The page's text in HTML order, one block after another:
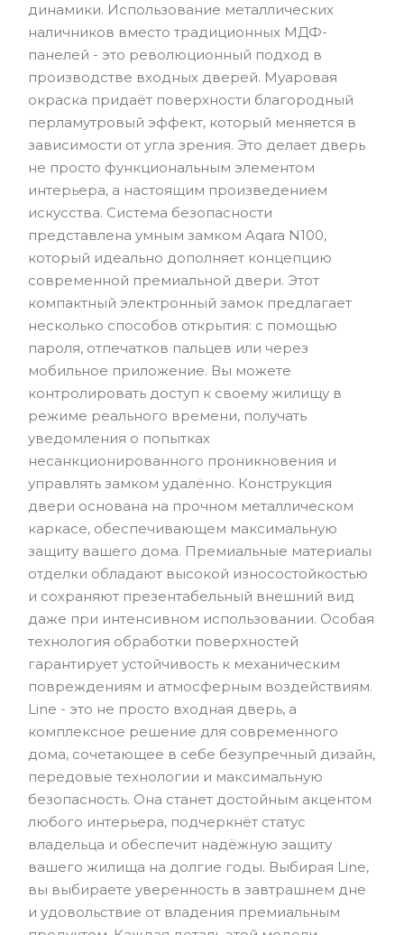
динамики. Использование металлических
наличников вместо традиционных МДФ-
панелей - это революционный подход в
производстве входных дверей. Муаровая
окраска придаёт поверхности благородный
перламутровый эффект, который меняется в
зависимости от угла зрения. Это делает дверь
не просто функциональным элементом
интерьера, а настоящим произведением
искусства. Система безопасности
представлена умным замком Aqara N100,
который идеально дополняет концепцию
современной премиальной двери. Этот
компактный электронный замок предлагает
несколько способов открытия: с помощью
пароля, отпечатков пальцев или через
мобильное приложение. Вы можете
контролировать доступ к своему жилищу в
режиме реального времени, получать
уведомления о попытках
несанкционированного проникновения и
управлять замком удалённо. Конструкция
двери основана на прочном металлическом
каркасе, обеспечивающем максимальную
защиту вашего дома. Премиальные материалы
отделки обладают высокой износостойкостью
и сохраняют презентабельный внешний вид
даже при интенсивном использовании. Особая
технология обработки поверхностей
гарантирует устойчивость к механическим
повреждениям и атмосферным воздействиям.
Line - это не просто входная дверь, а
комплексное решение для современного
дома, сочетающее в себе безупречный дизайн,
передовые технологии и максимальную
безопасность. Она станет достойным акцентом
любого интерьера, подчеркнёт статус
владельца и обеспечит надёжную защиту
вашего жилища на долгие годы. Выбирая Line,
вы выбираете уверенность в завтрашнем дне
и удовольствие от владения премиальным